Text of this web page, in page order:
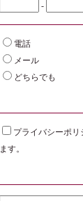
-
電話
メール
どちらでも
プライバシーポ
ます。